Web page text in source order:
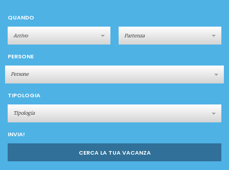
QUANDO
PERSONE
Persone
TIPOLOGIA
Tipologia
INVIA!
CERCA LA TUA VACANZA